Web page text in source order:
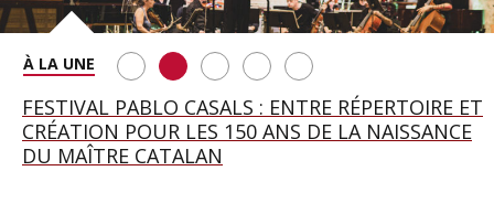
SAINT FRANÇOIS D’ASSISE À SALZBOURG, UNE
SOIRÉE IMMENSE PORTÉE PAR ROMEO
CASTELLUCCI ET MAXIME PASCAL
FESTIVAL PABLO CASALS : ENTRE RÉPERTOIRE ET
CRÉATION POUR LES 150 ANS DE LA NAISSANCE
DU MAÎTRE CATALAN
A BAYREUTH, LE 150E ANNIVERSAIRE DU RING
WAGNÉRIEN GÉNÉRÉ PAR L’IA
BETSY JOLAS FÊTE SON CENTIÈME
ANNIVERSAIRE
GEORGE BENJAMIN : « MES PARENTS AVAIENT
CETTE EXIGENCE DE L’OBJET CISELÉ »